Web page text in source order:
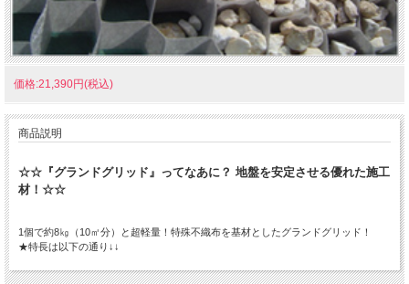
価格:21,390円(税込)
商品説明
☆☆『グランドグリッド』ってなあに？ 地盤を安定させる優れた施工
材！☆☆
1個で約8㎏（10㎡分）と超軽量！特殊不織布を基材としたグランドグリッド！
★特長は以下の通り↓↓
●斜面の土砂流出抑制/半恒久的防草処理